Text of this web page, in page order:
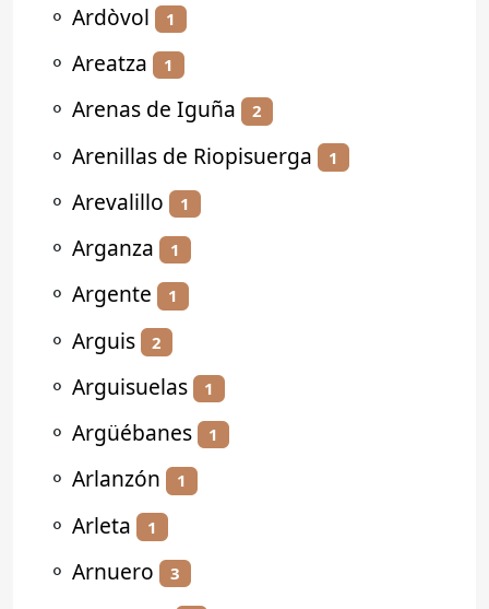
⚬ Ardòvol 1
⚬ Areatza 1
⚬ Arenas de Iguña 2
⚬ Arenillas de Riopisuerga 1
⚬ Arevalillo 1
⚬ Arganza 1
⚬ Argente 1
⚬ Arguis 2
⚬ Arguisuelas 1
⚬ Argüébanes 1
⚬ Arlanzón 1
⚬ Arleta 1
⚬ Arnuero 3